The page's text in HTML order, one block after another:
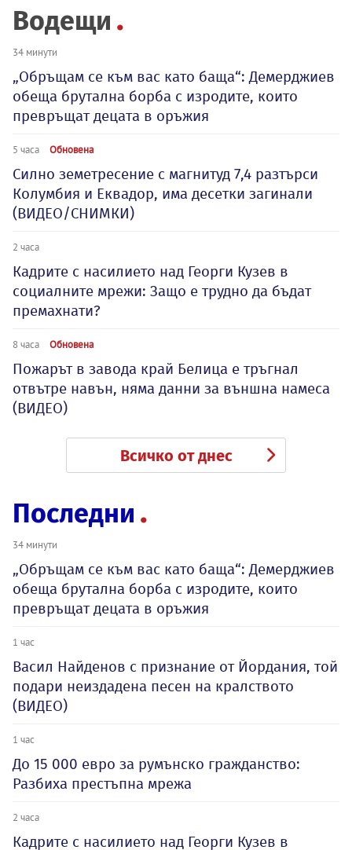
Водещи
34 минути
„Обръщам се към вас като баща“: Демерджиев
обеща брутална борба с изродите, които
превръщат децата в оръжия
5 часа Обновена
Силно земетресение с магнитуд 7,4 разтърси
Колумбия и Еквадор, има десетки загинали
(ВИДЕО/СНИМКИ)
2 часа
Кадрите с насилието над Георги Кузев в
социалните мрежи: Защо е трудно да бъдат
премахнати?
8 часа Обновена
Пожарът в завода край Белица е тръгнал
отвътре навън, няма данни за външна намеса
(ВИДЕО)
Всичко от днес
Последни
34 минути
„Обръщам се към вас като баща“: Демерджиев
обеща брутална борба с изродите, които
превръщат децата в оръжия
1 час
Васил Найденов с признание от Йордания, той
подари неиздадена песен на кралството
(ВИДЕО)
1 час
До 15 000 евро за румънско гражданство:
Разбиха престъпна мрежа
2 часа
Кадрите с насилието над Георги Кузев в